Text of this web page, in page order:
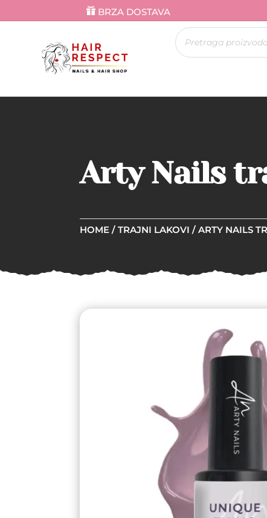
BRZA DOSTAVA
Products
search
Arty Nails
HOME / TRAJNI LAKOVI / ARTY NAILS